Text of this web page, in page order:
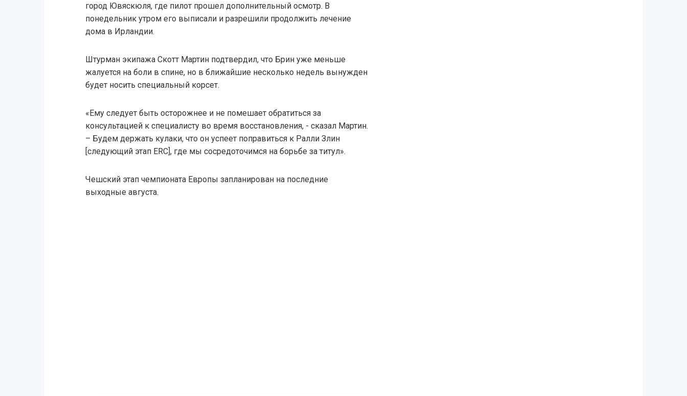
город Ювяскюля, где пилот прошел дополнительный осмотр. В
понедельник утром его выписали и разрешили продолжить лечение
дома в Ирландии.
Штурман экипажа Скотт Мартин подтвердил, что Брин уже меньше
жалуется на боли в спине, но в ближайшие несколько недель вынужден
будет носить специальный корсет.
«Ему следует быть осторожнее и не помешает обратиться за
консультацией к специалисту во время восстановления, - сказал Мартин.
– Будем держать кулаки, что он успеет поправиться к Ралли Злин
[следующий этап ERC], где мы сосредоточимся на борьбе за титул».
Чешский этап чемпионата Европы запланирован на последние
выходные августа.